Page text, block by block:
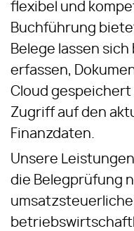
flexibel und
Buchführung
Belege lassen
erfassen,
Cloud
Zugriff auf den
Finanzdaten.
Unsere
die Belegprüfung